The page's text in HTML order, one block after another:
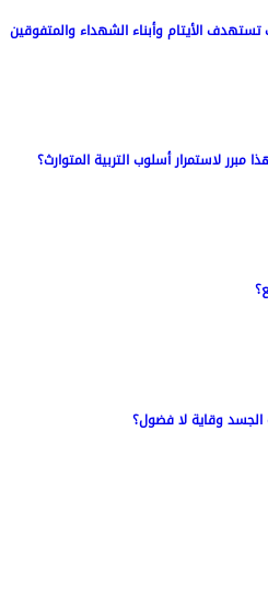
الأيتام وأبناء الشهداء والمتفوقين
لاستمرار أسلوب التربية المتوارث؟
الجسد وقاية لا فضول؟